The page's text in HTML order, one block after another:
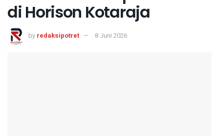
di Horison Kotaraja
by redaksipotret 8 Juni 2026